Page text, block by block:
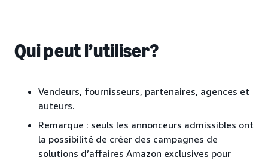
Qui peut l’utiliser?
Vendeurs, fournisseurs, partenaires, agences et
auteurs.
Remarque : seuls les annonceurs admissibles ont
la possibilité de créer des campagnes de
solutions d’affaires Amazon exclusives pour